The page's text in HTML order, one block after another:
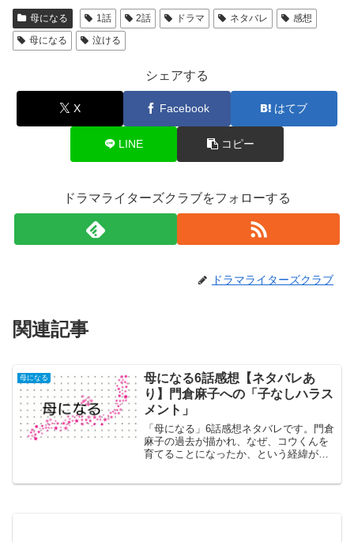
母になる 1話 2話 ドラマ ネタバレ
感想
母になる
泣ける
シェアする
X Facebook はてブ
LINE コピー
ドラマライターズクラブをフォローする
ドラマライターズクラブ
関連記事
母になる
母になる6話感想【ネタバレあ
り】門倉麻子への「子なしハラス
メント」
「母になる」6話感想ネタバレです。門倉
麻子の過去が描かれ、なぜ、コウくんを
育てることになったか、という経緯が語